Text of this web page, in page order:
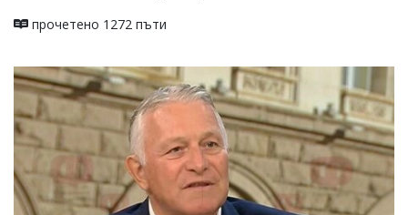
прочетено 1272 пъти